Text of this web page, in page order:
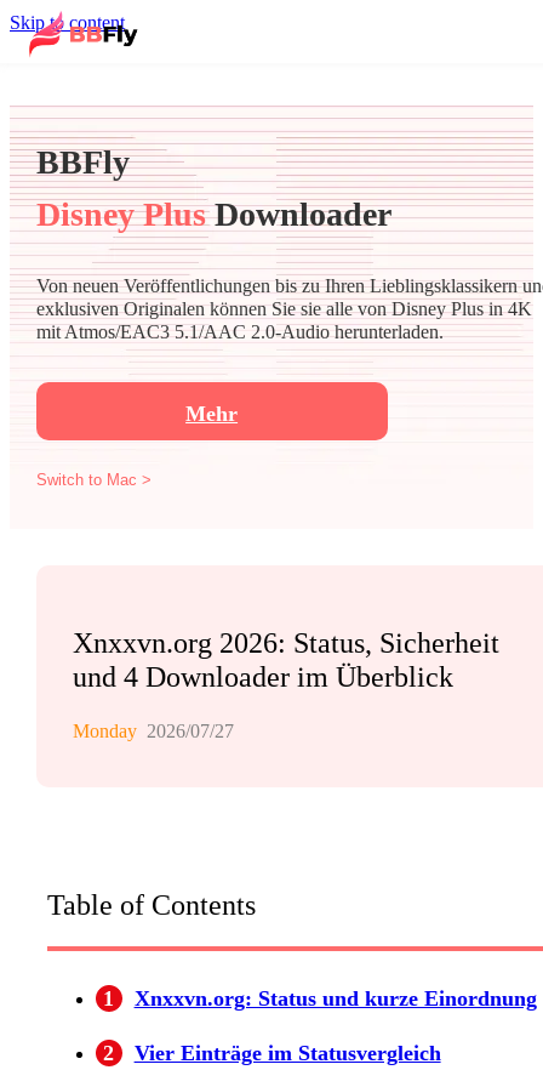
Skip to content
BBFly
Disney PlusDownloader
Von neuen Veröffentlichungen bis zu Ihren Lieblingsklassikern
exklusiven Originalen können Sie sie alle von Disney Plus in 4K
mit Atmos/EAC3 5.1/AAC 2.0-Audio herunterladen.
Mehr
Switch to Mac >
Xnxxvn.org 2026: Status, Sicherheit
und 4 Downloader im Überblick
Monday 2026/07/27
Table of Contents
1 Xnxxvn.org: Status und kurze Einordnung
2 Vier Einträge im Statusvergleich